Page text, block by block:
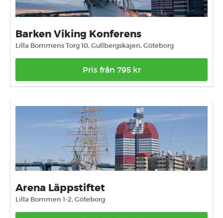
Barken Viking Konferens
Lilla Bommens Torg 10, Gullbergskajen, Göteborg
Pris från 795 kr
Arena Läppstiftet
Lilla Bommen 1-2, Göteborg